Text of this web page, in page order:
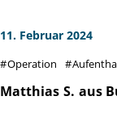
Catrin, Lena,
Reinigungskräfte!
Es liegt in der
11. Februar 2024
Operation
Matthias S. aus